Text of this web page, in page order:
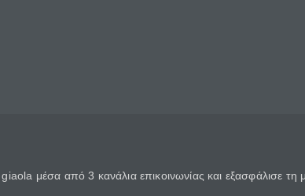
μέσα από 3 κανάλια επικοινωνίας και εξασφάλισε τη